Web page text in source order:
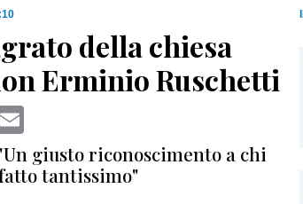
della chiesa
Erminio Ruschetti
giusto riconoscimento a chi
tantissimo"